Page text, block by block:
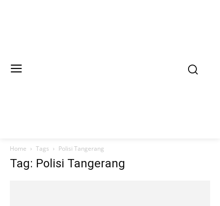
Home Tags Polisi Tangerang
Tag: Polisi Tangerang